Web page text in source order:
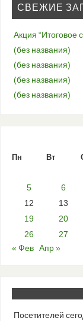
СВЕЖИЕ
Акция “Итоговое
(без названия)
(без названия)
(без названия)
(без названия)
Пн
Вт
5
6
12
13
19
20
26
27
« Фев Апр »
Посетителей